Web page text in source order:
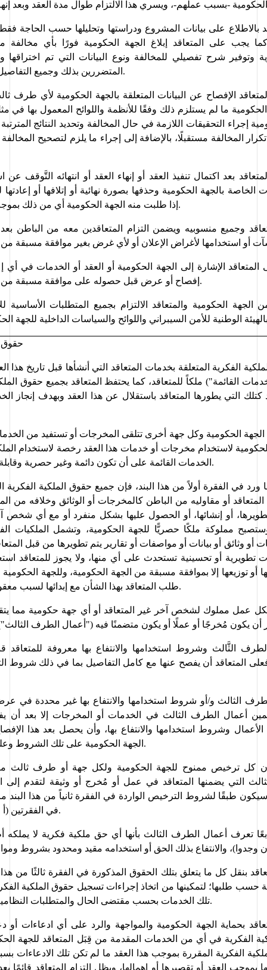
-بسبب عملهم-، ويسري هذا الالتزام طوال مدة العقد و
المتضررين بذلك وجميع التفاصيل الأخرى المهمة.
إذا طلبت منه الجهة الحكومية أي من ذلك بموجب خطاب خطي.
أو استخدامها لأغراض الإعلان أو لأي غرض
إفصاح أو عرض قبل حصوله على موافقة مسبقة من الجهة الحكومية.
الوطنية للأمن السيبراني واللوائح والسياسات الداخلية للجهة
حقوق
الخدمات القائمة على أن تكون دائمة وغير حصرية وقابلة للتحويل والنقل.
طلب المتعاقد بهذا الشأن مع إبدائها لسبب معقول لذلك الرفض.
أن يكون مُخرجًا أو عملًا أو يكون متضمنًا فيه ("أعمال الطرف
الجهة الحكومية على تلك الشروط وعلى ذلك التضمين.
في الفقرتين (أ وب) المتقدمتين.
وجدوا)، والانتفاع بذلك الحق أو استخدامه مقيد ومحدود بشروط
بنقل كل ما يتعلق بتلك الحقوق المذكورة في الفقرة ثالثًا
تلك الخدمات بحسب مقتضى الحال والمتطلبات النظامية في هذا الشأن.
بحماية الجهة الحكومية و ال